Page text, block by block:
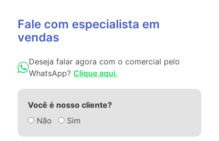
Fale com especialista em
vendas
Deseja falar agora com o comercial pelo
WhatsApp? Clique aqui.
Você é nosso cliente?
Não
Sim